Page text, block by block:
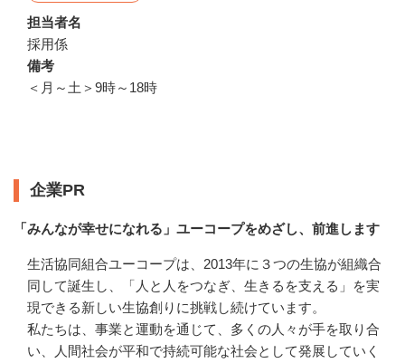
担当者名
採用係
備考
＜月～土＞9時～18時
企業PR
「みんなが幸せになれる」ユーコープをめざし、前進します
生活協同組合ユーコープは、2013年に３つの生協が組織合
同して誕生し、「人と人をつなぎ、生きるを支える」を実
現できる新しい生協創りに挑戦し続けています。
私たちは、事業と運動を通じて、多くの人々が手を取り合
い、人間社会が平和で持続可能な社会として発展していく